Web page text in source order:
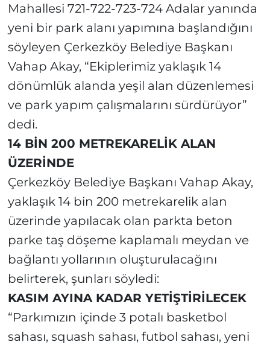
Mahallesi 721-722-723-724 Adalar yanında
yeni bir park alanı yapımına başlandığını
söyleyen Çerkezköy Belediye Başkanı
Vahap Akay, “Ekiplerimiz yaklaşık 14
dönümlük alanda yeşil alan düzenlemesi
ve park yapım çalışmalarını sürdürüyor”
dedi.
14 BİN 200 METREKARELİK ALAN
ÜZERİNDE
Çerkezköy Belediye Başkanı Vahap Akay,
yaklaşık 14 bin 200 metrekarelik alan
üzerinde yapılacak olan parkta beton
parke taş döşeme kaplamalı meydan ve
bağlantı yollarının oluşturulacağını
belirterek, şunları söyledi:
KASIM AYINA KADAR YETİŞTİRİLECEK
“Parkımızın içinde 3 potalı basketbol
sahası, squash sahası, futbol sahası, yeni